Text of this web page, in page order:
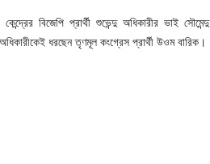
বিজেপি প্রার্থী শুভেন্দু অধিকারীর ভাই সৌমেন্দু
ধরছেন তৃণমূল কংগ্রেস প্রার্থী উওম বারিক।